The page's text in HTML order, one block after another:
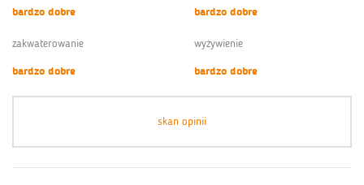
bardzo dobre
bardzo dobre
zakwaterowanie
bardzo dobre
wyżywienie
bardzo dobre
skan opinii